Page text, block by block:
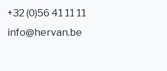
+32 (0)56 41 11 11
info@hervan.be